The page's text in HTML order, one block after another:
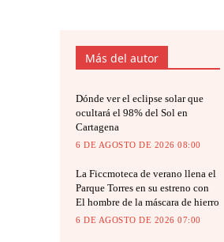
Más del autor
Dónde ver el eclipse solar que
ocultará el 98% del Sol en
Cartagena
6 DE AGOSTO DE 2026 08:00
La Ficcmoteca de verano llena el
Parque Torres en su estreno con
El hombre de la máscara de hierro
6 DE AGOSTO DE 2026 07:00